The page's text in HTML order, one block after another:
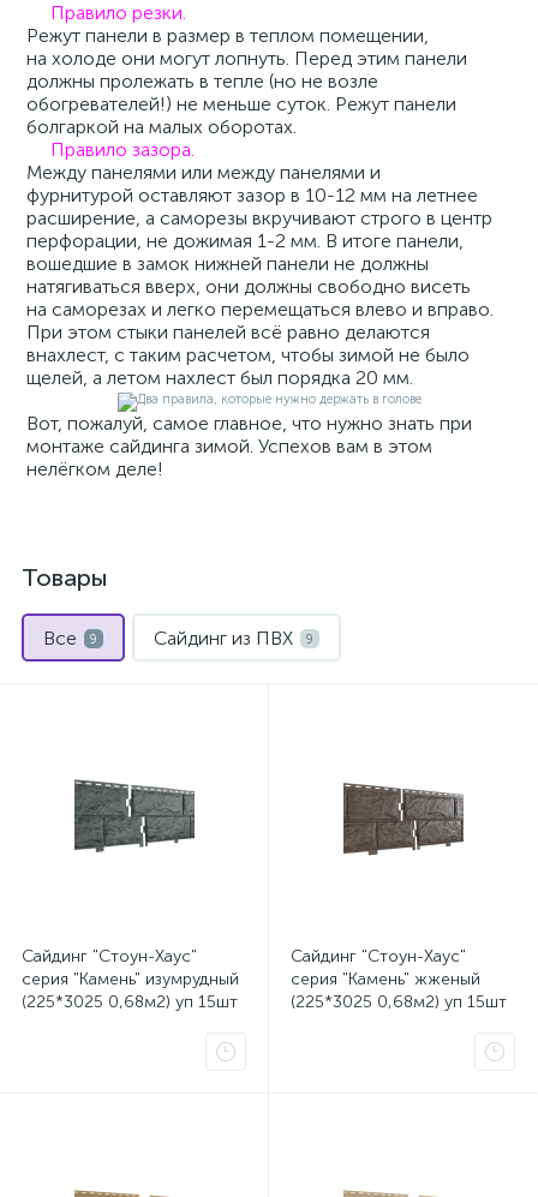
Правило резки.
Режут панели в размер в теплом помещении,
на холоде они могут лопнуть. Перед этим панели
должны пролежать в тепле (но не возле
обогревателей!) не меньше суток. Режут панели
болгаркой на малых оборотах.
Правило зазора.
Между панелями или между панелями и
фурнитурой оставляют зазор в 10-12 мм на летнее
расширение, а саморезы вкручивают строго в центр
перфорации, не дожимая 1-2 мм. В итоге панели,
вошедшие в замок нижней панели не должны
натягиваться вверх, они должны свободно висеть
на саморезах и легко перемещаться влево и вправо.
При этом стыки панелей всё равно делаются
внахлест, с таким расчетом, чтобы зимой не было
щелей, а летом нахлест был порядка 20 мм.
Вот, пожалуй, самое главное, что нужно знать при
монтаже сайдинга зимой. Успехов вам в этом
нелёгком деле!
Товары
Все 9 Сайдинг из ПВХ 9
Сайдинг "Стоун-Хаус"
серия "Камень" изумрудный
(225*3025 0,68м2) уп 15шт
Сайдинг "Стоун-Хаус"
серия "Камень" жженый
(225*3025 0,68м2) уп 15шт